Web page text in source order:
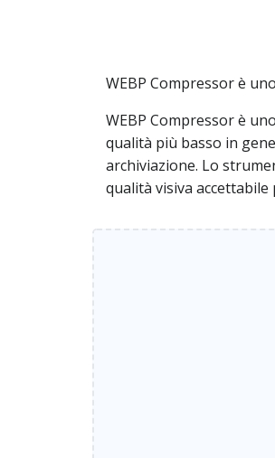
WEBP Compressor è
WEBP Compressor è
qualità più basso in
archiviazione. Lo
qualità visiva